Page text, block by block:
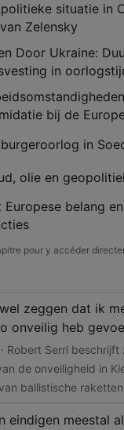
situatie in
Zelensky
Door Ukraine:
in
bij de
in
olie en
Europese belang
pour y accéder
zeggen dat ik
onveilig heb
Robert Serri beschrijft
de onveiligheid in
ballistische
eindigen meestal